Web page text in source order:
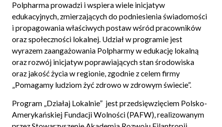
Polpharma prowadzi i wspiera wiele inicjatyw
edukacyjnych, zmierzających do podniesienia świadomości
i propagowania właściwych postaw wśród pracowników
oraz społeczności lokalnej. Udział w programie jest
wyrazem zaangażowania Polpharmy w edukację lokalną
oraz rozwój inicjatyw poprawiających stan środowiska
oraz jakość życia w regionie, zgodnie z celem firmy
„Pomagamy ludziom żyć zdrowo w zdrowym świecie”.
Program „Działaj Lokalnie” jest przedsięwzięciem Polsko-
Amerykańskiej Fundacji Wolności (PAFW), realizowanym